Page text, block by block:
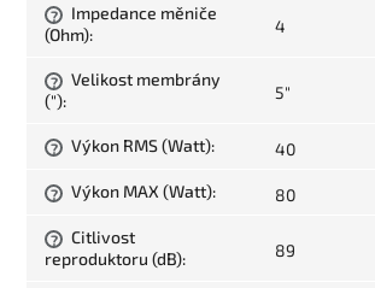
?
Impedance měniče
(Ohm): 4
?
Velikost membrány
("): 5"
? Výkon RMS (Watt): 40
? Výkon MAX (Watt): 80
?
Citlivost
reproduktoru (dB): 89